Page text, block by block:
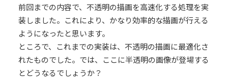
前回までの内容で、不透明の描画を高速化する処理を実
装しました。これにより、かなり効率的な描画が行える
ようになったと思います。
ところで、これまでの実装は、不透明の描画に最適化さ
れたものでした。では、ここに半透明の画像が登場する
とどうなるでしょうか？